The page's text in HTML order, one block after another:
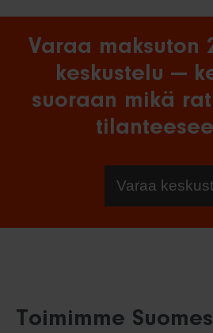
Varaa maksuton
keskustelu —
suoraan mikä
Varaa
Toimimme